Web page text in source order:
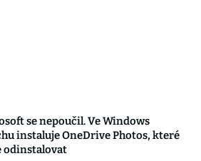
se nepoučil. Ve Windows
instaluje OneDrive Photos, které
odinstalovat